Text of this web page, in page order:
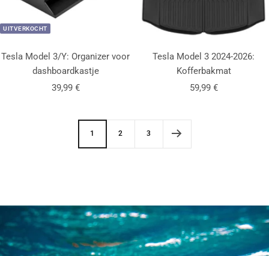
UITVERKOCHT
Tesla Model 3/Y: Organizer voor
dashboardkastje
Aanbiedingsprijs
39,99 €
Tesla Model 3 2024-2026:
Kofferbakmat
Aanbiedingsprijs
59,99 €
1 2 3